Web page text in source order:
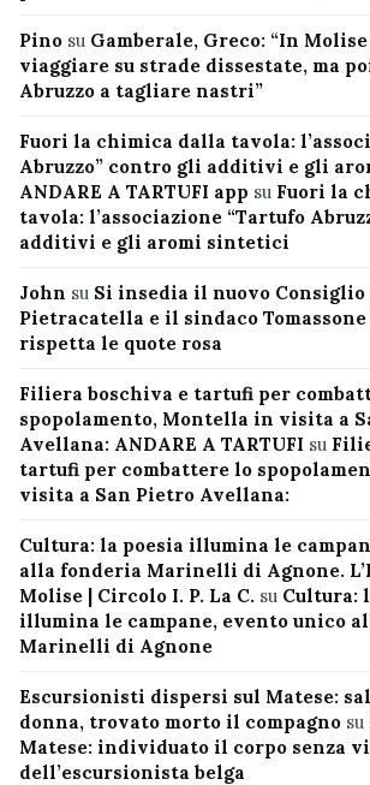
Pino su Gamberale, Greco: “In
viaggiare su strade dissestate, ma
Abruzzo a tagliare nastri”
Fuori la chimica dalla tavola:
Abruzzo” contro gli additivi e gli
ANDARE A TARTUFI app su Fuori la
tavola: l’associazione “Tartufo
additivi e gli aromi sintetici
John su Si insedia il nuovo Consiglio
Pietracatella e il sindaco
rispetta le quote rosa
Filiera boschiva e tartufi per
spopolamento, Montella in visita a
Avellana: ANDARE A TARTUFI su
tartufi per combattere lo
visita a San Pietro Avellana:
Cultura: la poesia illumina le
alla fonderia Marinelli di Agnone.
Molise | Circolo I. P. La C. su Cultura:
illumina le campane, evento unico
Marinelli di Agnone
Escursionisti dispersi sul Matese:
donna, trovato morto il compagno su
Matese: individuato il corpo senza
dell’escursionista belga